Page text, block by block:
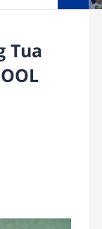
Tua